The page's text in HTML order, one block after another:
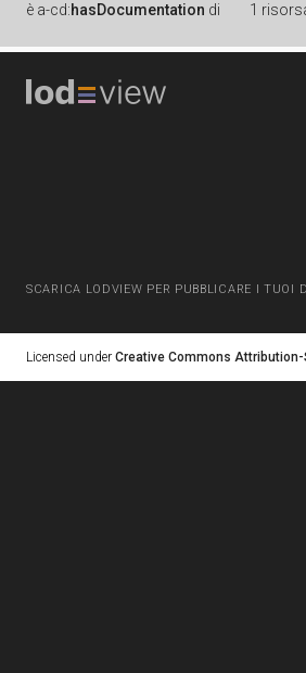
è a-cd:hasDocumentation di 1
SCARICA LODVIEW PER PUBBLICARE I TUOI
Licensed under Creative Commons